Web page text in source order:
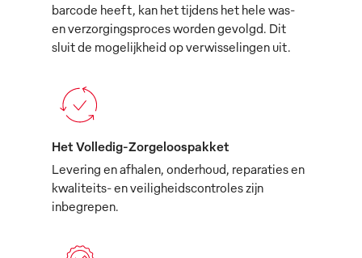
barcode heeft, kan het tijdens het hele was-
en verzorgingsproces worden gevolgd. Dit
sluit de mogelijkheid op verwisselingen uit.
Het Volledig-Zorgeloospakket
Levering en afhalen, onderhoud, reparaties en
kwaliteits- en veiligheidscontroles zijn
inbegrepen.